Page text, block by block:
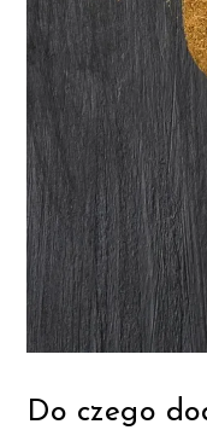
Do czego